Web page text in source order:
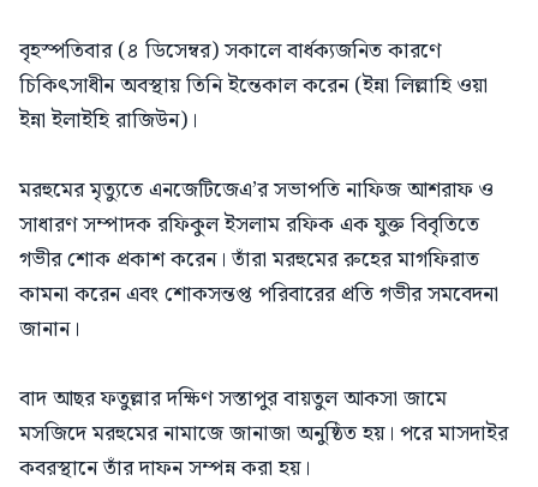
বৃহস্পতিবার (৪ ডিসেম্বর) সকালে বার্ধক্যজনিত কারণে
চিকিৎসাধীন অবস্থায় তিনি ইন্তেকাল করেন (ইন্না লিল্লাহি ওয়া
ইন্না ইলাইহি রাজিউন)।
মরহুমের মৃত্যুতে এনজেটিজেএ’র সভাপতি নাফিজ আশরাফ ও
সাধারণ সম্পাদক রফিকুল ইসলাম রফিক এক যুক্ত বিবৃতিতে
গভীর শোক প্রকাশ করেন। তাঁরা মরহুমের রুহের মাগফিরাত
কামনা করেন এবং শোকসন্তপ্ত পরিবারের প্রতি গভীর সমবেদনা
জানান।
বাদ আছর ফতুল্লার দক্ষিণ সস্তাপুর বায়তুল আকসা জামে
মসজিদে মরহুমের নামাজে জানাজা অনুষ্ঠিত হয়। পরে মাসদাইর
কবরস্থানে তাঁর দাফন সম্পন্ন করা হয়।